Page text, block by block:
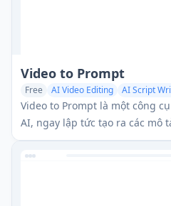
Video to Prompt
Free AI Video Editing AI Script
Video to Prompt là một công
AI, ngay lập tức tạo ra các mô
nội dung video.